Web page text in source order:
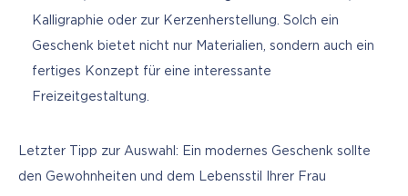
Kalligraphie oder zur Kerzenherstellung. Solch ein
Geschenk bietet nicht nur Materialien, sondern auch ein
fertiges Konzept für eine interessante
Freizeitgestaltung.
Letzter Tipp zur Auswahl: Ein modernes Geschenk sollte
den Gewohnheiten und dem Lebensstil Ihrer Frau